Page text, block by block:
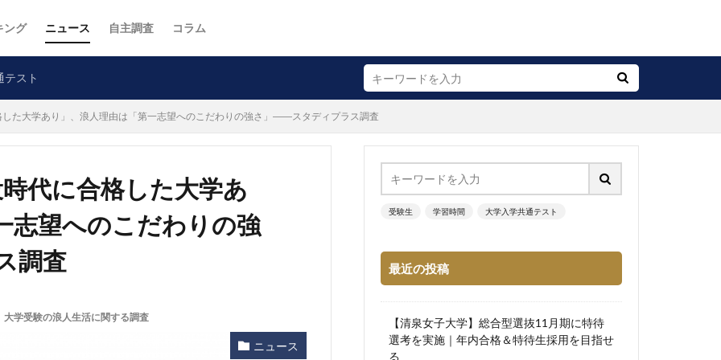
ング ニュース 自主調査 コラム
テスト
た大学あり」、浪人理由は「第一志望へのこだわりの強さ」――スタディプラス調査
代に合格した大学あ
志望へのこだわりの強
調査
大学受験の浪人生活に関する調査
ニュース
受験生 学習時間 大学入学共通テスト
最近の投稿
【清泉女子大学】総合型選抜11月期に特待
選考を実施｜年内合格＆特待生採用を目指せ
る